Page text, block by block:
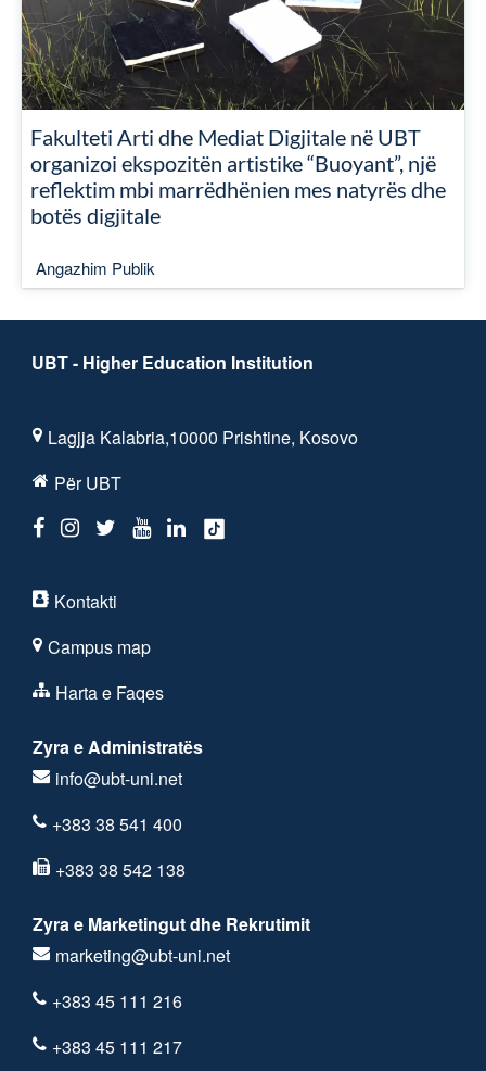
Fakulteti Arti dhe Mediat Digjitale në UBT
organizoi ekspozitën artistike “Buoyant”, një
reflektim mbi marrëdhënien mes natyrës dhe
botës digjitale
Angazhim Publik
UBT - Higher Education Institution
Lagjja Kalabria,10000 Prishtine, Kosovo
Për UBT
Kontakti
Campus map
Harta e Faqes
Zyra e Administratës
info@ubt-uni.net
+383 38 541 400
+383 38 542 138
Zyra e Marketingut dhe Rekrutimit
marketing@ubt-uni.net
+383 45 111 216
+383 45 111 217